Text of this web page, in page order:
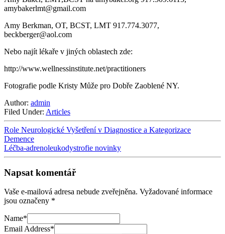
amybakerlmt@gmail.com
Amy Berkman, OT, BCST, LMT 917.774.3077,
beckberger@aol.com
Nebo najít lékaře v jiných oblastech zde:
http://www.wellnessinstitute.net/practitioners
Fotografie podle Kristy Může pro Dobře Zaoblené NY.
Author: admin
Filed Under: Articles
Role Neurologické Vyšetření v Diagnostice a Kategorizace
Demence
Léčba-adrenoleukodystrofie novinky
Napsat komentář
Vaše e-mailová adresa nebude zveřejněna. Vyžadované informace
jsou označeny *
Name*
Email Address*